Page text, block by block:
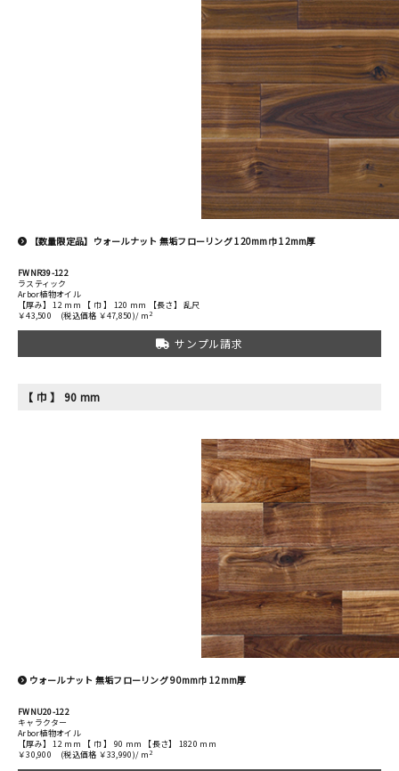
【数量限定品】ウォールナット 無垢フローリング 120mm巾 12mm厚
FWNR39-122
ラスティック
Arbor植物オイル
【厚み】 12 mm 【 巾 】 120 mm 【長さ】 乱尺
￥43,500
(税込価格 ￥47,850)/ m 2
サンプル請求
【 巾 】 90 mm
ウォールナット 無垢フローリング 90mm巾 12mm厚
FWNU20-122
キャラクター
Arbor植物オイル
【厚み】 12 mm 【 巾 】 90 mm 【長さ】 1820 mm
￥30,900
(税込価格 ￥33,990)/ m 2